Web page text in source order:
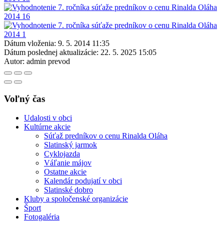
Dátum vloženia: 9. 5. 2014 11:35
Dátum poslednej aktualizácie: 22. 5. 2025 15:05
Autor: admin prevod
Voľný čas
Udalosti v obci
Kultúrne akcie
Súťaž predníkov o cenu Rinalda Oláha
Slatinský jarmok
Cyklojazda
Váľanie májov
Ostatne akcie
Kalendár podujatí v obci
Slatinské dobro
Kluby a spoločenské organizácie
Šport
Fotogaléria